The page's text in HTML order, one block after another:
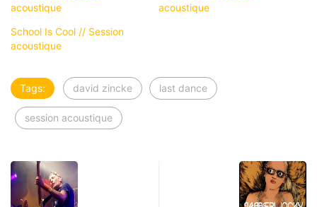
acoustique
acoustique
School Is Cool // Session
acoustique
Tags: david zincke last dance
session acoustique